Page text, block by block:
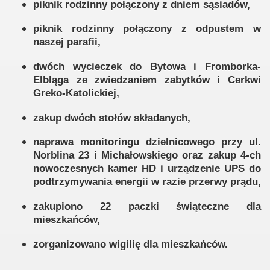
piknik rodzinny połączony z dniem sąsiadów,
piknik rodzinny połączony z odpustem w
naszej parafii,
dwóch wycieczek do Bytowa i Fromborka-
Elbląga ze zwiedzaniem zabytków i Cerkwi
Greko-Katolickiej,
zakup dwóch stołów składanych,
naprawa monitoringu dzielnicowego przy ul.
Norblina 23 i Michałowskiego oraz zakup 4-ch
nowoczesnych kamer HD i urządzenie UPS do
podtrzymywania energii w razie przerwy prądu,
zakupiono 22 paczki świąteczne dla
mieszkańców,
zorganizowano wigilię dla mieszkańców.